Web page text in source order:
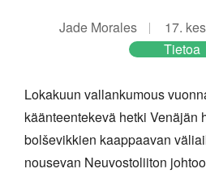
Jade Morales
17.
Tietoa
Lokakuun vallankumous
käänteentekevä hetki Venäjän
bolševikkien kaappaavan
nousevan Neuvostoliiton